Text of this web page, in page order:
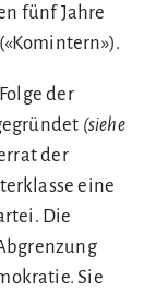
fünf Jahre
der
(siehe
der
eine
Die
Sie